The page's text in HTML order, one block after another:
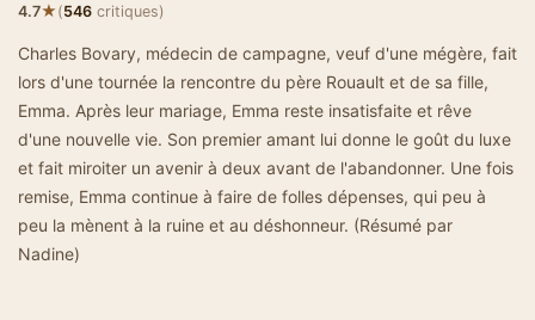
4.7★(546 critiques)
Charles Bovary, médecin de campagne, veuf d'une mégère, fait
lors d'une tournée la rencontre du père Rouault et de sa fille,
Emma. Après leur mariage, Emma reste insatisfaite et rêve
d'une nouvelle vie. Son premier amant lui donne le goût du luxe
et fait miroiter un avenir à deux avant de l'abandonner. Une fois
remise, Emma continue à faire de folles dépenses, qui peu à
peu la mènent à la ruine et au déshonneur. (Résumé par
Nadine)